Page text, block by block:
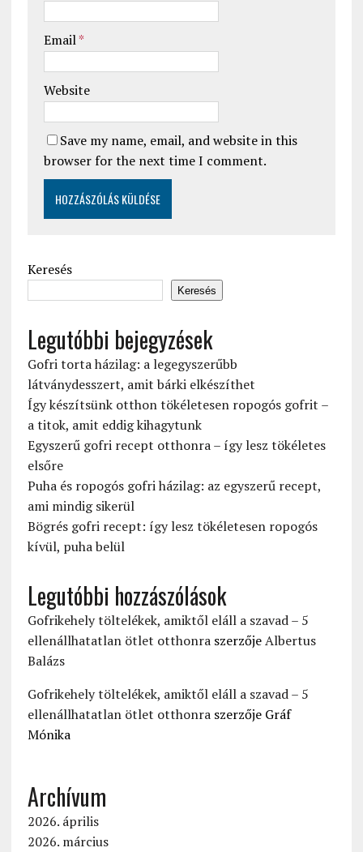
Email*
Website
Save my name, email, and website in this
browser for the next time I comment.
Keresés
Keresés
Legutóbbi bejegyzések
Gofri torta házilag: a legegyszerűbb
látványdesszert, amit bárki elkészíthet
Így készítsünk otthon tökéletesen ropogós gofrit –
a titok, amit eddig kihagytunk
Egyszerű gofri recept otthonra – így lesz tökéletes
elsőre
Puha és ropogós gofri házilag: az egyszerű recept,
ami mindig sikerül
Bögrés gofri recept: így lesz tökéletesen ropogós
kívül, puha belül
Legutóbbi hozzászólások
Gofrikehely töltelékek, amiktől eláll a szavad – 5
ellenállhatatlan ötlet otthonraszerzőjeAlbertus
Balázs
Gofrikehely töltelékek, amiktől eláll a szavad – 5
ellenállhatatlan ötlet otthonraszerzője Gráf
Mónika
Archívum
2026. április
2026. március